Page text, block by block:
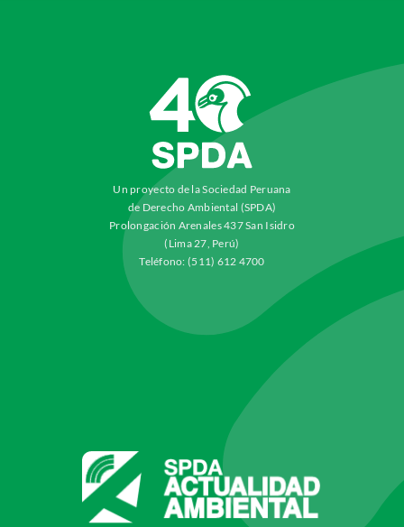
Un proyecto de la Sociedad Peruana
de Derecho Ambiental (SPDA)
Prolongación Arenales 437 San Isidro
(Lima 27, Perú)
Teléfono: (511) 612 4700